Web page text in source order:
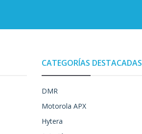
CATEGORÍAS DESTACADAS
DMR
Motorola APX
Hytera